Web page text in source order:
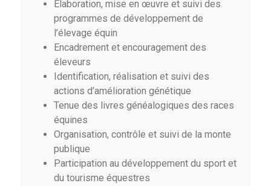
Elaboration, mise en œuvre et suivi des
programmes de développement de
l’élevage équin
Encadrement et encouragement des
éleveurs
Identification, réalisation et suivi des
actions d’amélioration génétique
Tenue des livres généalogiques des races
équines
Organisation, contrôle et suivi de la monte
publique
Participation au développement du sport et
du tourisme équestres